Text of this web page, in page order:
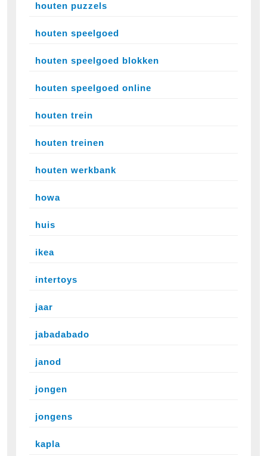
houten puzzels
houten speelgoed
houten speelgoed blokken
houten speelgoed online
houten trein
houten treinen
houten werkbank
howa
huis
ikea
intertoys
jaar
jabadabado
janod
jongen
jongens
kapla